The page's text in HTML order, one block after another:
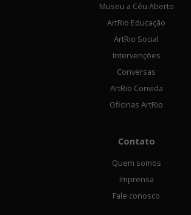
Museu a Céu Aberto
ArtRio Educação
ArtRio Social
Intervenções
Conversas
ArtRio Convida
Oficinas ArtRio
Contato
Quem somos
Imprensa
Fale conosco